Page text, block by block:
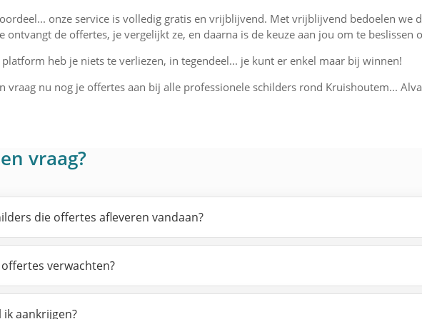
onze service is volledig gratis en vrijblijvend. Met vrijblijvend bedoelen we
ontvangt de offertes, je vergelijkt ze, en daarna is de keuze aan jou om te beslissen
heb je niets te verliezen, in tegendeel... je kunt er enkel maar bij winnen!
vraag nu nog je offertes aan bij alle professionele schilders rond Kruishoutem...
vraag?
die offertes afleveren vandaan?
verwachten?
aankrijgen?